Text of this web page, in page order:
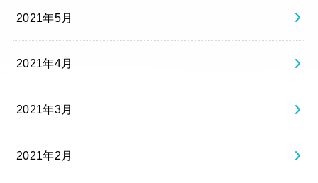
2021年5月
2021年4月
2021年3月
2021年2月